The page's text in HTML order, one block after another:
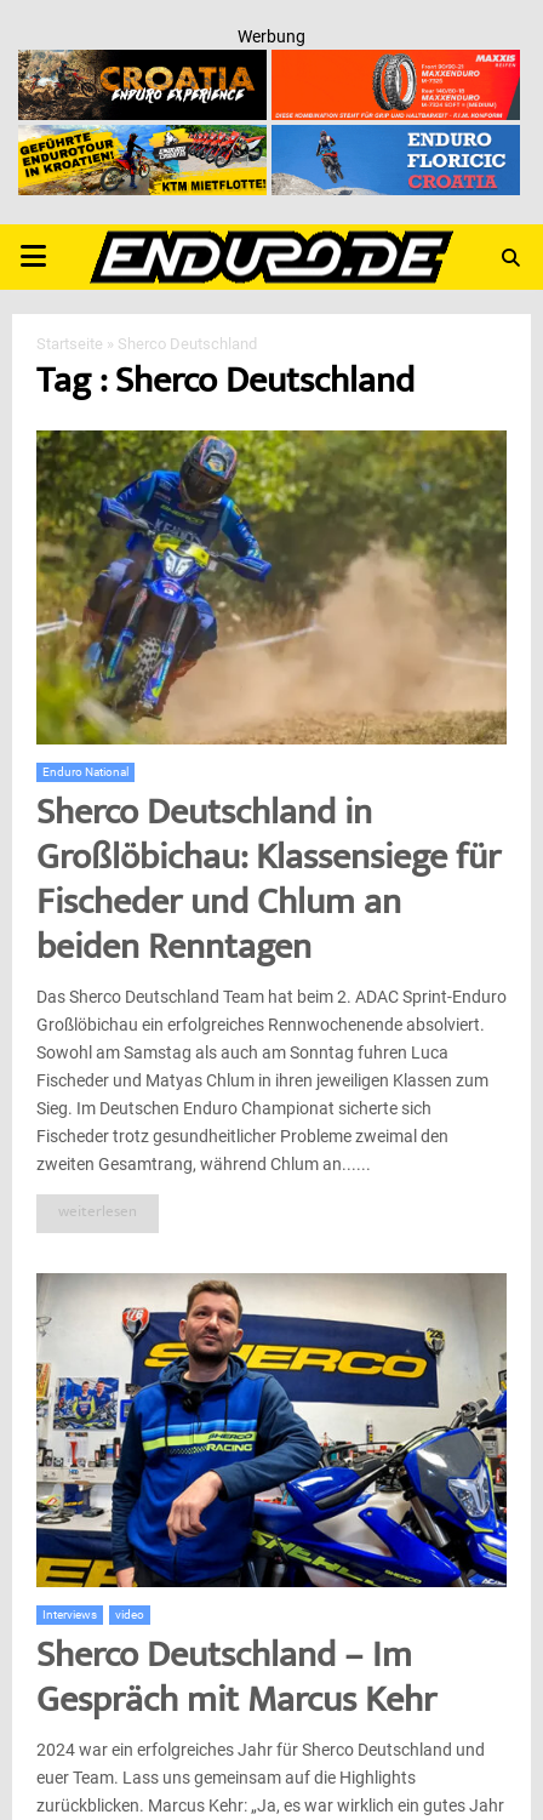
Werbung
PRIMARY
MENU
Startseite » Sherco Deutschland
Tag : Sherco Deutschland
Enduro National
Sherco Deutschland in
Großlöbichau: Klassensiege für
Fischeder und Chlum an
beiden Renntagen
Das Sherco Deutschland Team hat beim 2. ADAC Sprint-Enduro
Großlöbichau ein erfolgreiches Rennwochenende absolviert.
Sowohl am Samstag als auch am Sonntag fuhren Luca
Fischeder und Matyas Chlum in ihren jeweiligen Klassen zum
Sieg. Im Deutschen Enduro Championat sicherte sich
Fischeder trotz gesundheitlicher Probleme zweimal den
zweiten Gesamtrang, während Chlum an......
weiterlesen
Interviews video
Sherco Deutschland – Im
Gespräch mit Marcus Kehr
2024 war ein erfolgreiches Jahr für Sherco Deutschland und
euer Team. Lass uns gemeinsam auf die Highlights
zurückblicken. Marcus Kehr: „Ja, es war wirklich ein gutes Jahr